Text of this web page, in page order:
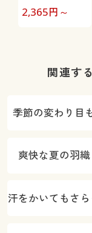
ージーパンツ
2,365円～
関連す
季節の変わり目
爽快な夏の羽
汗をかいてもさ